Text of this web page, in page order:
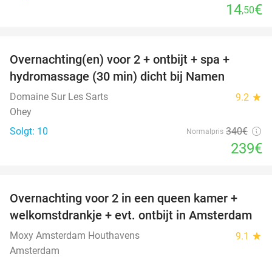
14,50€
Overnachting(en) voor 2 + ontbijt + spa +
hydromassage (30 min) dicht bij Namen
Domaine Sur Les Sarts 9.2 star
Ohey
Solgt: 10
Normalpris 340€
239€
51%
Overnachting voor 2 in een queen kamer +
welkomstdrankje + evt. ontbijt in Amsterdam
Moxy Amsterdam Houthavens 9.1 star
Amsterdam